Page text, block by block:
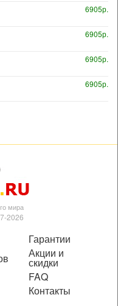
6905р.
6905р.
6905р.
6905р.
мира
2026
Гарантии
Акции и
скидки
FAQ
Контакты